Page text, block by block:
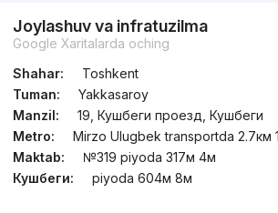
Joylashuv va infratuzilma
Google Xaritalarda oching
Shahar:
Toshkent
Tuman:
Yakkasaroy
Manzil:
19, Кушбеги проезд, Кушбеги
Metro:
Mirzo Ulugbek transportda 2.7км
Maktab:
№319 piyoda 317м 4м
Кушбеги:
piyoda 604м 8м